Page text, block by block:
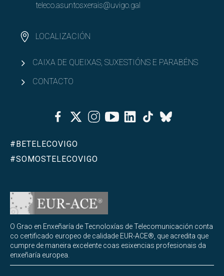
teleco.asuntosxerais@uvigo.gal
LOCALIZACIÓN
CAIXA DE QUEIXAS, SUXESTIÓNS E PARABÉNS
CONTACTO
FacebookTwitterInstagramYoutubeLinkedinTiktok
Bluesky
#BETELECOVIGO
#SOMOSTELECOVIGO
O Grao en Enxeñaría de Tecnoloxías de Telecomunicación conta
co certificado europeo de calidade EUR-ACE®, que acredita que
cumpre de maneira excelente coas esixencias profesionais da
enxeñaría europea.